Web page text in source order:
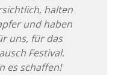
halten
und haben
uns, für das
Festival.
es schaffen!